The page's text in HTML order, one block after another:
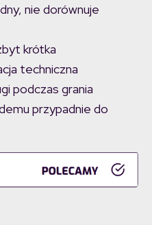
nie dorównuje
krótka
techniczna
podczas grania
przypadnie do